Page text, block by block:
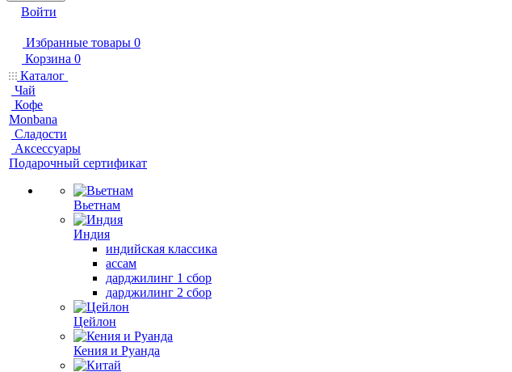
Войти
Избранные товары 0
Корзина 0
Каталог
Чай
Кофе
Monbana
Сладости
Аксессуары
Подарочный сертификат
Вьетнам
Индия
индийская классика
ассам
дарджилинг 1 сбор
дарджилинг 2 сбор
Цейлон
Кения и Руанда